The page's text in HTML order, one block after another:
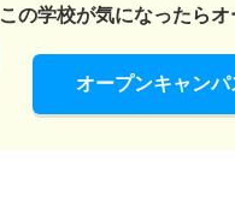
この学校が気になったらオ
オープンキャン